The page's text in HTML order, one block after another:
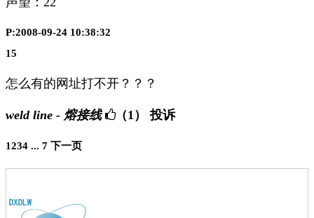
P:2008-09-24 10:38:32
15
怎么有的网址打不开？？？
weld line - 熔接线 （1） 投诉
1234 ... 7 下一页